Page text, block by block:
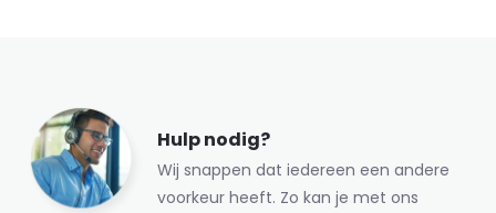
Hulp nodig?
Wij snappen dat iedereen een andere
voorkeur heeft. Zo kan je met ons